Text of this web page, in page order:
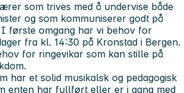
som trives med å undervise både
og som kommuniserer godt på
første omgang har vi behov for
fra kl. 14:30 på Kronstad i Bergen.
for ringevikar som kan stille på
har et solid musikalsk og pedagogisk
enten har fullført eller er i gang med